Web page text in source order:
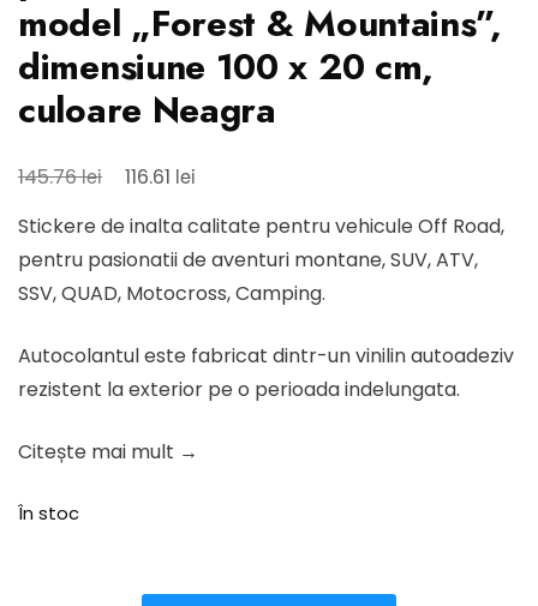
model „Forest & Mountains”,
dimensiune 100 x 20 cm,
culoare Neagra
145.76lei
Prețul
a
fost:
145.76 lei.
116.61 lei
este:
116.61 lei.
Stickere de inalta calitate pentru vehicule Off Road,
pentru pasionatii de aventuri montane, SUV, ATV,
SSV, QUAD, Motocross, Camping.
Autocolantul este fabricat dintr-un vinilin autoadeziv
rezistent la exterior pe o perioada indelungata.
Citește mai mult →
În stoc